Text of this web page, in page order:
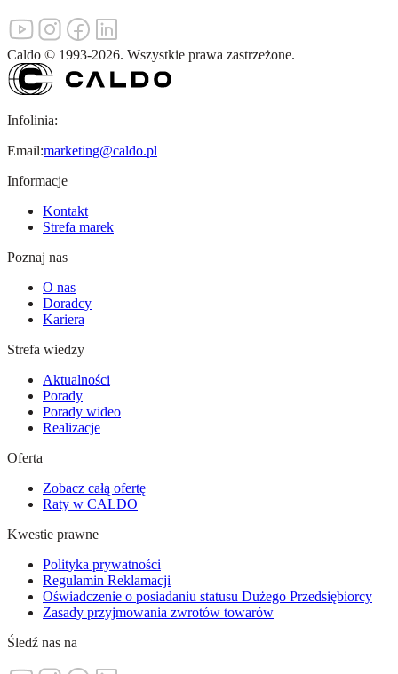
Caldo © 1993-2026. Wszystkie prawa zastrzeżone.
Infolinia:
Email:marketing@caldo.pl
Informacje
Kontakt
Strefa marek
Poznaj nas
O nas
Doradcy
Kariera
Strefa wiedzy
Aktualności
Porady
Porady wideo
Realizacje
Oferta
Zobacz całą ofertę
Raty w CALDO
Kwestie prawne
Polityka prywatności
Regulamin Reklamacji
Oświadczenie o posiadaniu statusu Dużego Przedsiębiorcy
Zasady przyjmowania zwrotów towarów
Śledź nas na